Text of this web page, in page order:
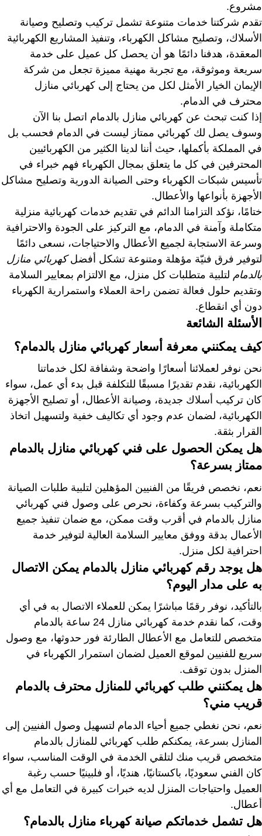
مشروع.
تقدم شركتنا خدمات متنوعة تشمل تركيب وتصليح وصيانة
الأسلاك، وتصليح مشاكل الكهرباء، وتنفيذ المشاريع الكهربائية
المعقدة، هدفنا دائمًا هو أن يحصل كل عميل على خدمة
سريعة وموثوقة، مع تجربة مهنية مميزة تجعل من شركة
الإيمان الخيار الأمثل لكل من يحتاج إلى كهربائي منازل
محترف في الدمام.
إذا كنت تبحث عن كهربائي منازل بالدمام اتصل بنا الآن
وسوف يصل لك كهربائي ممتاز ليست في الدمام فحسب بل
في المملكة بأكملها، حيث أننا لدينا الكثير من الكهربائيين
المحترفين في كل ما يتعلق بمجال الكهرباء فهم خبراء في
تأسيس شبكات الكهرباء وحتى الصيانة الدورية وتصليح مشاكل
الأجهزة بأنواعها والأعطال.
ختامًا، نؤكد التزامنا الدائم في تقديم خدمات كهربائية منزلية
متكاملة وآمنة في الدمام، مع التركيز على الجودة والاحترافية
وسرعة الاستجابة لجميع الأعطال والاحتياجات، نسعى دائمًا
لتوفير فرق فنيّة مؤهلة ومتنوعة تشكل أفضلكهربائي منازل
بالدمام لتلبية متطلبات كل منزل، مع الالتزام بمعايير السلامة
وتقديم حلول فعالة تضمن راحة العملاء واستمرارية الكهرباء
دون أي انقطاع.
الأسئلة الشائعة
كيف يمكنني معرفة أسعار كهربائي منازل بالدمام؟
نحن نوفر لعملائنا أسعارًا واضحة وشفافة لكل خدماتنا
الكهربائية، نقدم تقديرًا مسبقًا للتكلفة قبل بدء أي عمل، سواء
كان تركيب أسلاك جديدة، وصيانة الأعطال، أو تصليح الأجهزة
الكهربائية، لضمان عدم وجود أي تكاليف خفية ولتسهيل اتخاذ
القرار بثقة.
هل يمكن الحصول على فني كهربائي منازل بالدمام
ممتاز بسرعة؟
نعم، نخصص فريقًا من الفنيين المؤهلين لتلبية طلبات الصيانة
والتركيب بسرعة وكفاءة، نحرص على وصول فني كهربائي
منازل بالدمام في أقرب وقت ممكن، مع ضمان تنفيذ جميع
الأعمال بدقة ووفق معايير السلامة العالية لتوفير خدمة
احترافية لكل منزل.
هل يوجد رقم كهربائي منازل بالدمام يمكن الاتصال
به على مدار اليوم؟
بالتأكيد، نوفر رقمًا مباشرًا يمكن للعملاء الاتصال به في أي
وقت، كما نقدم خدمة كهربائي منازل 24 ساعة بالدمام
متخصص للتعامل مع الأعطال الطارئة فور حدوثها، مع وصول
سريع للفنيين لموقع العميل لضمان استمرار الكهرباء في
المنزل بدون توقف.
هل يمكنني طلب كهربائي للمنازل محترف بالدمام
قريب مني؟
نعم، نحن نغطي جميع أحياء الدمام لتسهيل وصول الفنيين إلى
المنازل بسرعة، يمكنكم طلب كهربائي للمنازل بالدمام
متخصص قريب منك لتلقي الخدمة في الوقت المناسب، سواء
كان الفني سعوديًا، باكستانيًا، هنديًا، أو فلبينيًا حسب رغبة
العميل واحتياجات المنزل لديه خبرات كبيرة في التعامل مع أي
أعطال.
هل تشمل خدماتكم صيانة كهرباء منازل بالدمام؟